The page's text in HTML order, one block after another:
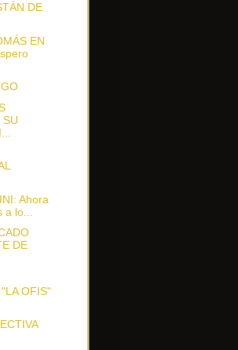
DE
EN
SU
Ahora
lo...
DE
OFIS"